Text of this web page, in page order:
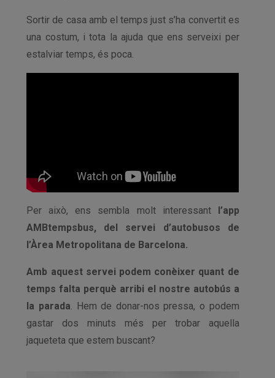
Sortir de casa amb el temps just s’ha convertit es
una costum, i tota la ajuda que ens serveixi per
estalviar temps, és poca.
Per això, ens sembla molt interessant l’app
AMBtempsbus, del servei d’autobusos de
l’Àrea Metropolitana de Barcelona.
Amb aquest servei podem conèixer quant de
temps falta perquè arribi el nostre autobús a
la parada. Hem de donar-nos pressa, o podem
gastar dos minuts més per trobar aquella
jaqueteta que estem buscant?